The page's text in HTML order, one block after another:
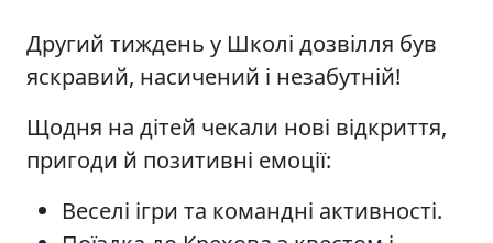
Другий тиждень у Школі дозвілля був
яскравий, насичений і незабутній!
Щодня на дітей чекали нові відкриття,
пригоди й позитивні емоції:
Веселі ігри та командні активності.